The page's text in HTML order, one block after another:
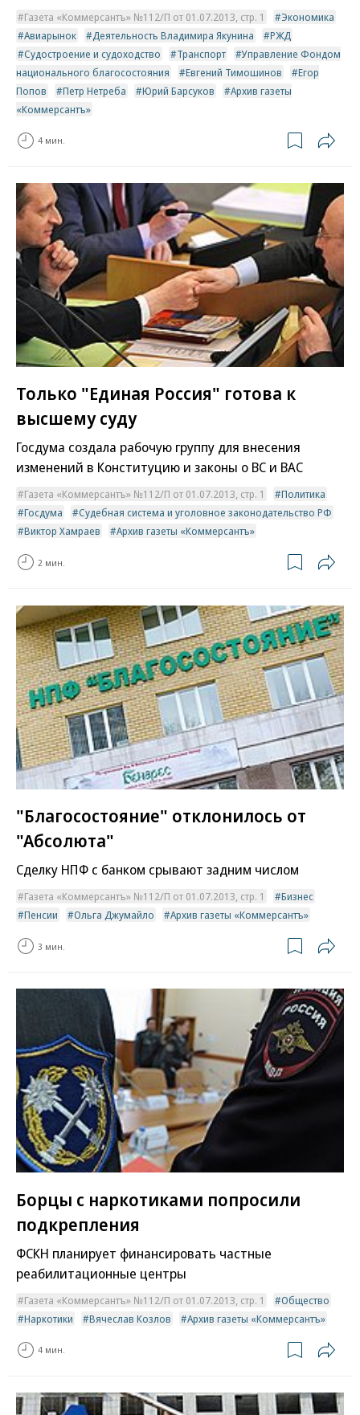
Газета «Коммерсантъ» №112/П от 01.07.2013, стр. 1
Экономика
Авиарынок
Деятельность Владимира Якунина
РЖД
Судостроение и судоходство
Транспорт
Управление Фондом
национального благосостояния
Евгений Тимошинов
Егор
Попов
Петр Нетреба Юрий Барсуков
Архив газеты
«Коммерсантъ»
4 мин.
Только "Единая Россия" готова к
высшему суду
Госдума создала рабочую группу для внесения
изменений в Конституцию и законы о ВС и ВАС
Газета «Коммерсантъ» №112/П от 01.07.2013, стр. 1
Политика
Госдума
Судебная система и уголовное законодательство РФ
Виктор Хамраев
Архив газеты «Коммерсантъ»
2 мин.
"Благосостояние" отклонилось от
"Абсолюта"
Сделку НПФ с банком срывают задним числом
Газета «Коммерсантъ» №112/П от 01.07.2013, стр. 1
Бизнес
Пенсии
Ольга Джумайло Архив газеты «Коммерсантъ»
3 мин.
Борцы с наркотиками попросили
подкрепления
ФСКН планирует финансировать частные
реабилитационные центры
Газета «Коммерсантъ» №112/П от 01.07.2013, стр. 1
Общество
Наркотики
Вячеслав Козлов Архив газеты «Коммерсантъ»
4 мин.